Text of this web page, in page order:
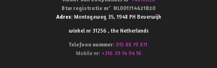
Btw registratie nr’ NL001714621B20
Adres: Montageweg 35, 1948 PH Beverwijk
winkel nr 31256 , the Netherlands
Telefoon nummer: 015 88 79 871
Mobile nr: +316 39 14 94 16